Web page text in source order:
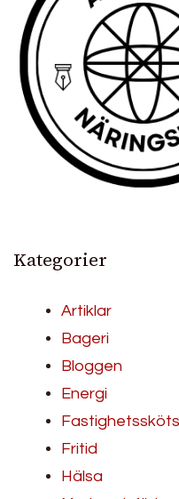
Kategorier
Artiklar
Bageri
Bloggen
Energi
Fritid
Hälsa